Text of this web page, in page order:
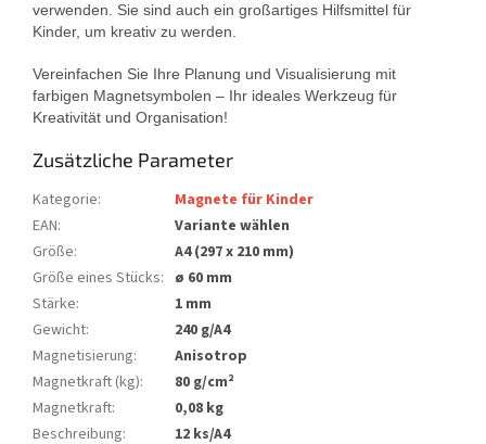
verwenden. Sie sind auch ein großartiges Hilfsmittel für
Kinder, um kreativ zu werden.
Vereinfachen Sie Ihre Planung und Visualisierung mit
farbigen Magnetsymbolen – Ihr ideales Werkzeug für
Kreativität und Organisation!
Zusätzliche Parameter
Kategorie:
Magnete für Kinder
EAN:
Variante wählen
Größe:
A4 (297 x 210 mm)
Größe eines Stücks: ø 60 mm
Stärke:
1 mm
Gewicht:
240 g/A4
Magnetisierung:
Anisotrop
Magnetkraft (kg):
80 g/cm²
Magnetkraft:
0,08 kg
Beschreibung: 12 ks/A4